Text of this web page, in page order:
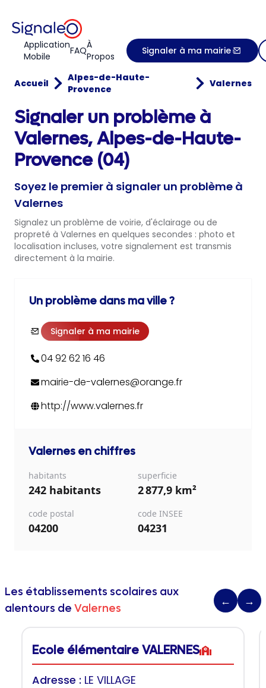
Application
Mobile
FAQÀ
Propos
Signaler à ma mairie
Accueil
Alpes-de-Haute-
Provence
Valernes
Signaler un problème à
Valernes, Alpes-de-Haute-
Provence (04)
Soyez le premier à signaler un problème à
Valernes
Signalez un problème de voirie, d'éclairage ou de
propreté à Valernes en quelques secondes : photo et
localisation incluses, votre signalement est transmis
directement à la mairie.
Un problème dans ma ville ?
Signaler à ma mairie
04 92 62 16 46
mairie-de-valernes@orange.fr
http://www.valernes.fr
Valernes en chiffres
habitants
242 habitants
superficie
2 877,9 km²
code postal
04200
code INSEE
04231
Les établissements scolaires aux
alentours de Valernes
← →
Ecole élémentaire VALERNES
Adresse : LE VILLAGE